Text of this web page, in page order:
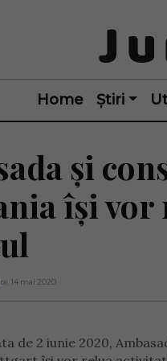
Home Știri
și
își vor
14 mai 2020
de 2 iunie 2020,